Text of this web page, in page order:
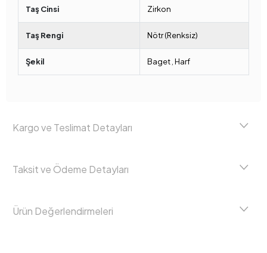
Taş Cinsi Zirkon
Taş Rengi Nötr (Renksiz)
Şekil Baget Harf
Kargo ve Teslimat Detayları
Taksit ve Ödeme Detayları
Ürün Değerlendirmeleri